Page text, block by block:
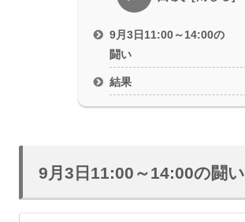
9月3日11:00～14:00の
闘い
結果
9月3日11:00～14:00の闘い